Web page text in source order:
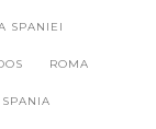
SPANIEI
ROMA
SPANIA